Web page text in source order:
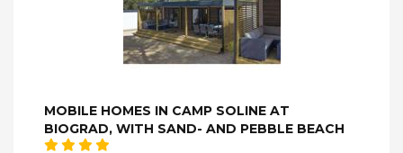
MOBILE HOMES IN CAMP SOLINE AT
BIOGRAD, WITH SAND- AND PEBBLE BEACH